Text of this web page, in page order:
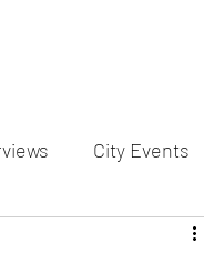
City Events
actors gallery